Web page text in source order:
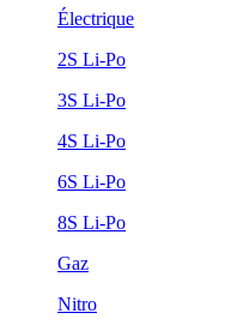
Électrique
2S Li-Po
3S Li-Po
4S Li-Po
6S Li-Po
8S Li-Po
Gaz
Nitro